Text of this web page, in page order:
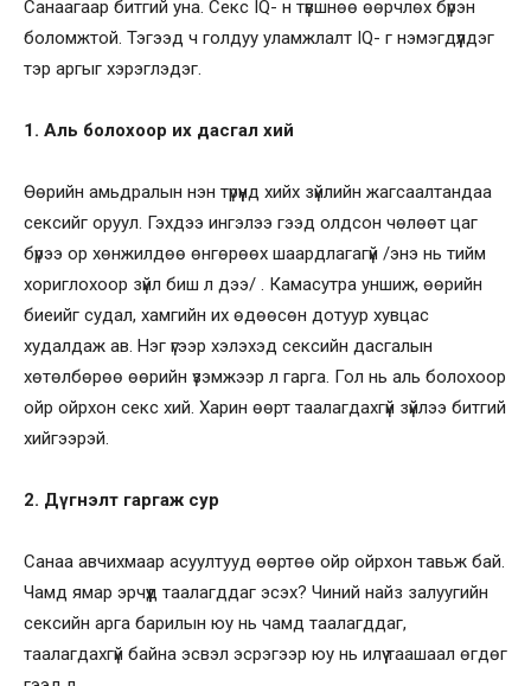
Санаагаар битгий уна. Секс IQ- н түвшнөө өөрчлөх бүрэн
боломжтой. Тэгээд ч голдуу уламжлалт IQ- г нэмэгдүүлдэг
тэр аргыг хэрэглэдэг.
1. Аль болохоор их дасгал хий
Өөрийн амьдралын нэн түрүүнд хийх зүйлийн жагсаалтандаа
сексийг оруул. Гэхдээ ингэлээ гээд олдсон чөлөөт цаг
бүрээ ор хөнжилдөө өнгөрөөх шаардлагагүй /энэ нь тийм
хориглохоор зүйл биш л дээ/ . Камасутра уншиж, өөрийн
биеийг судал, хамгийн их өдөөсөн дотуур хувцас
худалдаж ав. Нэг үгээр хэлэхэд сексийн дасгалын
хөтөлбөрөө өөрийн үзэмжээр л гарга. Гол нь аль болохоор
ойр ойрхон секс хий. Харин өөрт таалагдахгүй зүйлээ битгий
хийгээрэй.
2. Дүгнэлт гаргаж сур
Санаа авчихмаар асуултууд өөртөө ойр ойрхон тавьж бай.
Чамд ямар эрчүүд таалагддаг эсэх? Чиний найз залуугийн
сексийн арга барилын юу нь чамд таалагддаг,
таалагдахгүй байна эсвэл эсрэгээр юу нь илүү таашаал өгдөг